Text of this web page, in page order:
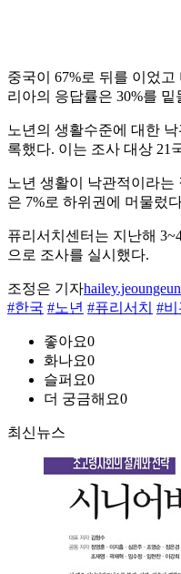
중국이 67%로 뒤를 이었
리아의 응답률은 30%를 밑
노년의 생활수준에 대한
록했다. 이는 조사 대상 21
노년 생활이 낙관적이라는
은 7%로 하위권에 머물렀
퓨리서치센터는 지난해
으로 조사를 실시했다.
조정은 기자
#한국 #노년 #퓨리서치 #
좋아요0
화나요0
슬퍼요0
더 궁금해요0
최신뉴스